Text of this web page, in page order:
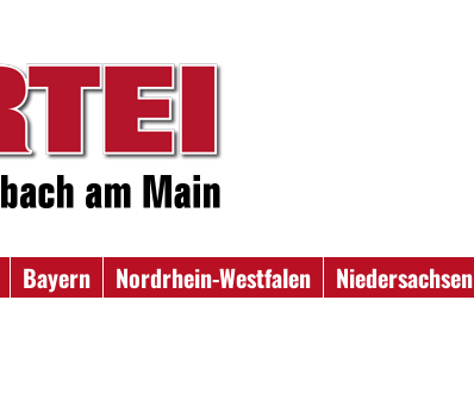
Bayern Nordrhein-Westfalen Niedersachsen